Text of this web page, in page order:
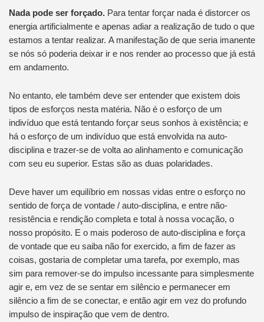
Nada pode ser forçado.Para tentar forçar nada é distorcer os
energia artificialmente e apenas adiar a realização de tudo o que
estamos a tentar realizar. A manifestação de que seria imanente
se nós só poderia deixar ir e nos render ao processo que já está
em andamento.
No entanto, ele também deve ser entender que existem dois
tipos de esforços nesta matéria. Não é o esforço de um
indivíduo que está tentando forçar seus sonhos à existência; e
há o esforço de um indivíduo que está envolvida na auto-
disciplina e trazer-se de volta ao alinhamento e comunicação
com seu eu superior. Estas são as duas polaridades.
Deve haver um equilíbrio em nossas vidas entre o esforço no
sentido de força de vontade / auto-disciplina, e entre não-
resistência e rendição completa e total à nossa vocação, o
nosso propósito. E o mais poderoso de auto-disciplina e força
de vontade que eu saiba não for exercido, a fim de fazer as
coisas, gostaria de completar uma tarefa, por exemplo, mas
sim para remover-se do impulso incessante para simplesmente
agir e, em vez de se sentar em silêncio e permanecer em
silêncio a fim de se conectar, e então agir em vez do profundo
impulso de inspiração que vem de dentro.